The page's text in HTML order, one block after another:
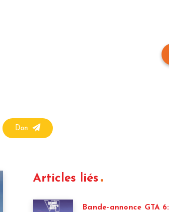
Don
Articles liés
Bande-annonce GTA 6: